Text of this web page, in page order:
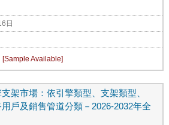
日
架市場：依引擎類型、支架類型、
戶及銷售管道分類－2026-2032年全